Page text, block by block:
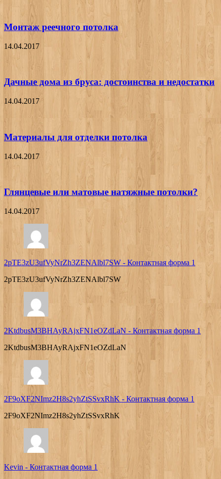
Монтаж реечного потолка
14.04.2017
Дачные дома из бруса: достоинства и недостатки
14.04.2017
Материалы для отделки потолка
14.04.2017
Глянцевые или матовые натяжные потолки?
14.04.2017
2pTE3zU3ufVyNrZh3ZENAlbl7SW - Контактная форма 1
2pTE3zU3ufVyNrZh3ZENAlbl7SW
2KtdbusM3BHAyRAjxFN1eOZdLaN - Контактная форма 1
2KtdbusM3BHAyRAjxFN1eOZdLaN
2F9oXF2NImz2H8s2yhZtSSvxRhK - Контактная форма 1
2F9oXF2NImz2H8s2yhZtSSvxRhK
Kevin - Контактная форма 1